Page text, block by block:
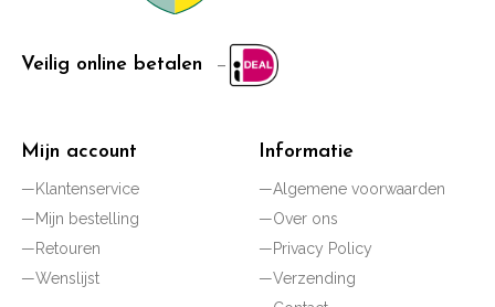
Veilig online betalen
Mijn account
Klantenservice
Mijn bestelling
Retouren
Wenslijst
Informatie
Algemene voorwaarden
Over ons
Privacy Policy
Verzending